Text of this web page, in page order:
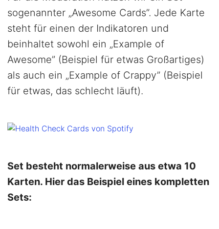
sogenannter „Awesome Cards”. Jede Karte
steht für einen der Indikatoren und
beinhaltet sowohl ein „Example of
Awesome” (Beispiel für etwas Großartiges)
als auch ein „Example of Crappy” (Beispiel
für etwas, das schlecht läuft).
Set besteht normalerweise aus etwa 10
Karten. Hier das Beispiel eines kompletten
Sets: